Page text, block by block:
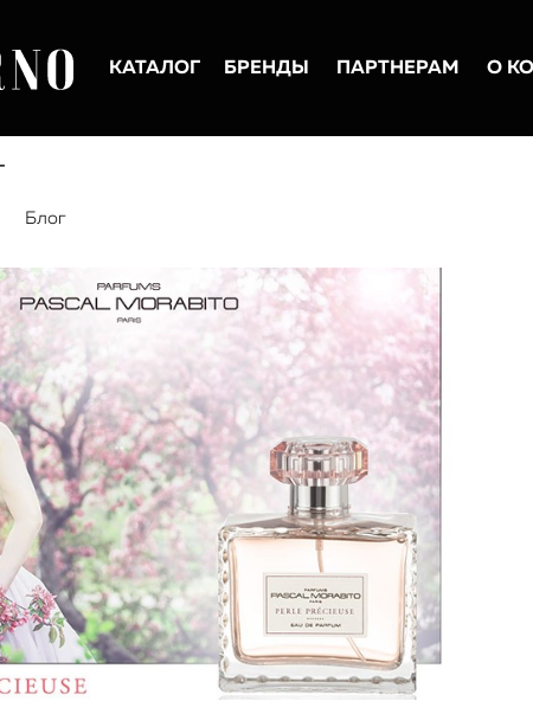
КАТАЛОГ БРЕНДЫ ПАРТНЕРАМ О
Блог